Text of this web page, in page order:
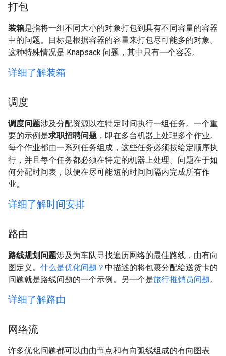
打包
装箱是指将一组不同大小的对象打包到具有不同容量的容器
中的问题。目标是根据容器的容量来打包尽可能多的对象。
这种特殊情况是 Knapsack 问题，其中只有一个容器。
详细了解装箱
调度
调度问题涉及分配资源以在特定时间执行一组任务。一个重
要的示例是求职招聘问题 ，即在多台机器上处理多个作业。
每个作业都由一系列任务组成，这些任务必须按给定顺序执
行，并且每个任务都必须在特定的机器上处理。问题在于如
何分配时间表，以便在尽可能短的时间间隔内完成所有作
业。
详细了解时间安排
路由
路线规划问题涉及为车队寻找遍历网络的最佳路线，由有向
图定义。 什么是优化问题？ 中描述的将包裹分配给送货卡的
问题就是路线问题的一个示例。另一个是旅行推销员问题。
详细了解路由
网络流
许多优化问题都可以由由节点和有向弧线组成的有向图表